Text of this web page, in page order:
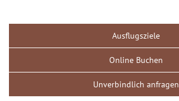
Ausflugsziele
Online Buchen
Unverbindlich anfragen